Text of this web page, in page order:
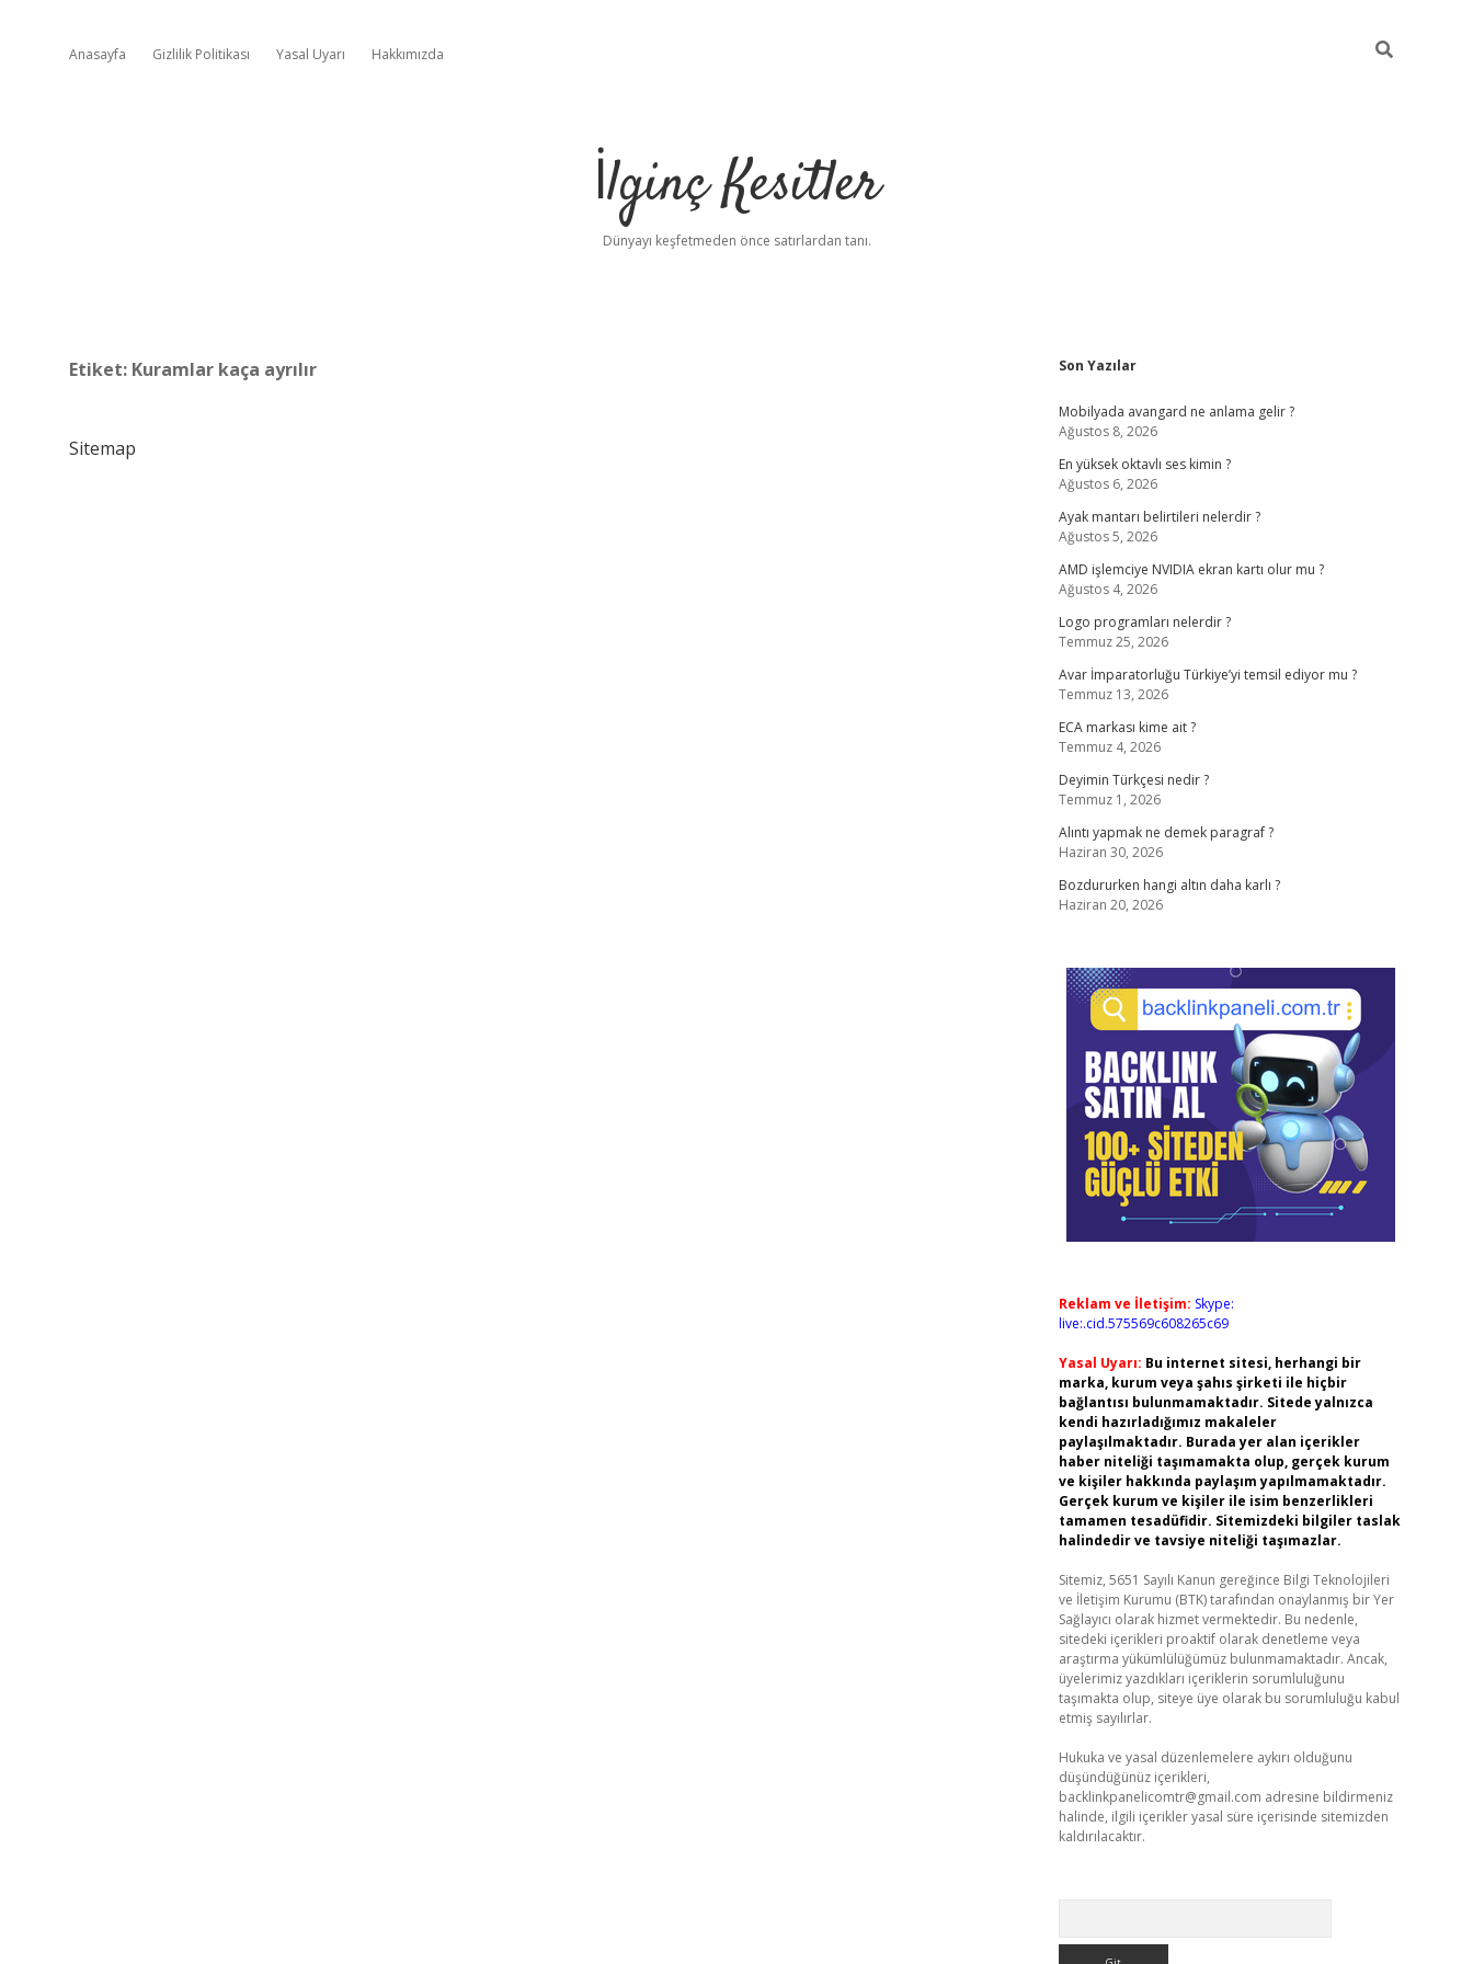
Anasayfa Gizlilik Politikası Yasal Uyarı Hakkımızda
İlginç Kesitler
Dünyayı keşfetmeden önce satırlardan tanı.
Etiket: Kuramlar kaça ayrılır
Sitemap
Sidebar
Son Yazılar
Mobilyada avangard ne anlama gelir ?
Ağustos 8, 2026
En yüksek oktavlı ses kimin ?
Ağustos 6, 2026
Ayak mantarı belirtileri nelerdir ?
Ağustos 5, 2026
AMD işlemciye NVIDIA ekran kartı olur mu ?
Ağustos 4, 2026
Logo programları nelerdir ?
Temmuz 25, 2026
Avar İmparatorluğu Türkiye’yi temsil ediyor mu ?
Temmuz 13, 2026
ECA markası kime ait ?
Temmuz 4, 2026
Deyimin Türkçesi nedir ?
Temmuz 1, 2026
Alıntı yapmak ne demek paragraf ?
Haziran 30, 2026
Bozdururken hangi altın daha karlı ?
Haziran 20, 2026
Reklam ve İletişim: Skype:
live:.cid.575569c608265c69
Yasal Uyarı: Bu internet sitesi, herhangi bir
marka, kurum veya şahıs şirketi ile hiçbir
bağlantısı bulunmamaktadır. Sitede yalnızca
kendi hazırladığımız makaleler
paylaşılmaktadır. Burada yer alan içerikler
haber niteliği taşımamakta olup, gerçek kurum
ve kişiler hakkında paylaşım yapılmamaktadır.
Gerçek kurum ve kişiler ile isim benzerlikleri
tamamen tesadüfidir. Sitemizdeki bilgiler taslak
halindedir ve tavsiye niteliği taşımazlar.
Sitemiz, 5651 Sayılı Kanun gereğince Bilgi Teknolojileri
ve İletişim Kurumu (BTK) tarafından onaylanmış bir Yer
Sağlayıcı olarak hizmet vermektedir. Bu nedenle,
sitedeki içerikleri proaktif olarak denetleme veya
araştırma yükümlülüğümüz bulunmamaktadır. Ancak,
üyelerimiz yazdıkları içeriklerin sorumluluğunu
taşımakta olup, siteye üye olarak bu sorumluluğu kabul
etmiş sayılırlar.
Hukuka ve yasal düzenlemelere aykırı olduğunu
düşündüğünüz içerikleri,
backlinkpanelicomtr@gmail.com adresine bildirmeniz
halinde, ilgili içerikler yasal süre içerisinde sitemizden
kaldırılacaktır.